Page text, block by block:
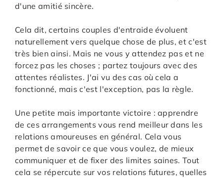
d'une amitié sincère.
Cela dit, certains couples d'entraide évoluent
naturellement vers quelque chose de plus, et c'est
très bien ainsi. Mais ne vous y attendez pas et ne
forcez pas les choses ; partez toujours avec des
attentes réalistes. J'ai vu des cas où cela a
fonctionné, mais c'est l'exception, pas la règle.
Une petite mais importante victoire : apprendre
de ces arrangements vous rend meilleur dans les
relations amoureuses en général. Cela vous
permet de savoir ce que vous voulez, de mieux
communiquer et de fixer des limites saines. Tout
cela se répercute sur vos relations futures, quelles